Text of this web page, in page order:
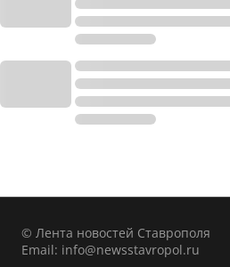
© Лента новостей Ставрополя
Email: info@newsstavropol.ru